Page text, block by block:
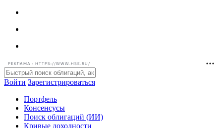
РЕКЛАМА • HTTPS://WWW.HSE.RU/
Войти Зарегистрироваться